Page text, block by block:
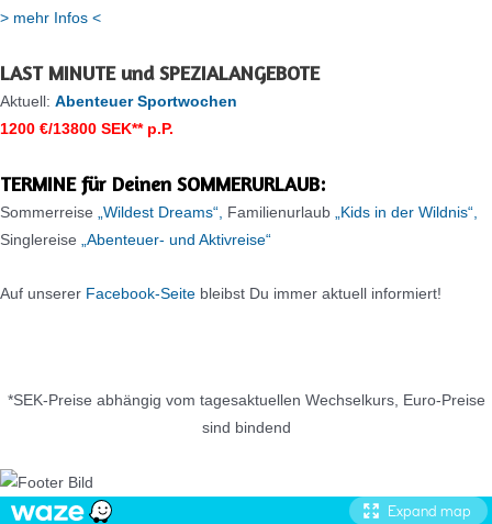
> mehr Infos <
LAST MINUTE und SPEZIALANGEBOTE
Aktuell: Abenteuer Sportwochen
1200 €/13800 SEK** p.P.
TERMINE für Deinen SOMMERURLAUB:
Sommerreise „Wildest Dreams“, Familienurlaub
„Kids in der Wildnis“,
Singlereise
„Abenteuer- und Aktivreise“
Auf unserer Facebook-Seite bleibst Du immer aktuell informiert!
*SEK-Preise abhängig vom tagesaktuellen Wechselkurs, Euro-Preise
sind bindend